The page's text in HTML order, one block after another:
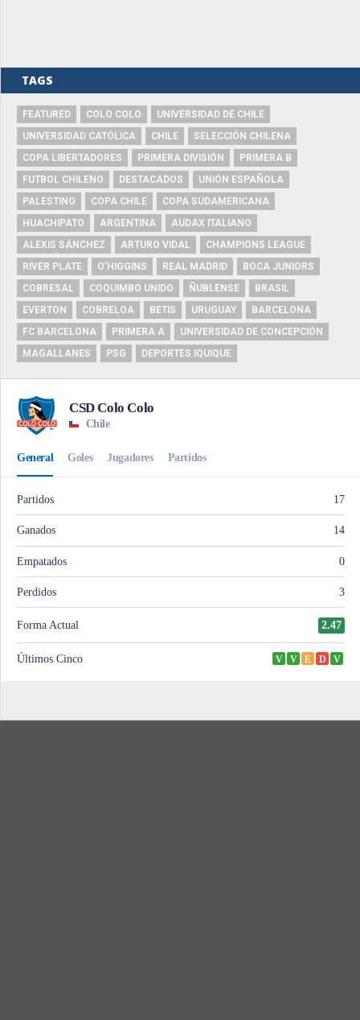
TAGS
FEATURED COLO COLO
UNIVERSIDAD DE CHILE
UNIVERSIDAD CATÓLICA
CHILE
SELECCIÓN CHILENA
COPA LIBERTADORES
PRIMERA DIVISIÓN
PRIMERA B
FUTBOL CHILENO
DESTACADOS
UNIÓN ESPAÑOLA
PALESTINO
COPA CHILE
COPA SUDAMERICANA
HUACHIPATO
ARGENTINA
AUDAX ITALIANO
ALEXIS SÁNCHEZ
ARTURO VIDAL
CHAMPIONS LEAGUE
RIVER PLATE
O'HIGGINS REAL MADRID
BOCA JUNIORS
COBRESAL
COQUIMBO UNIDO ÑUBLENSE
BRASIL
EVERTON
COBRELOA BETIS URUGUAY
BARCELONA
FC BARCELONA
PRIMERA A
UNIVERSIDAD DE CONCEPCIÓN
MAGALLANES
PSG DEPORTES IQUIQUE